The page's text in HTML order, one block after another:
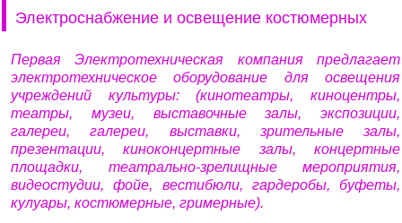
Электроснабжение и освещение костюмерных
Первая Электротехническая компания предлагает
электротехническое оборудование для освещения
учреждений культуры: (кинотеатры, киноцентры,
театры, музеи, выставочные залы, экспозиции,
галереи, галереи, выставки, зрительные залы,
презентации, киноконцертные залы, концертные
площадки, театрально-зрелищные мероприятия,
видеостудии, фойе, вестибюли, гардеробы, буфеты,
кулуары, костюмерные, гримерные).